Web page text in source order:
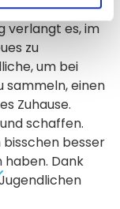
der Jugend ist
verlangt es, im
zu
um bei
sammeln, einen
Zuhause.
schaffen.
besser
haben. Dank